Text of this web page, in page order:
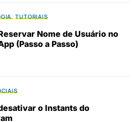
TUTORIAIS
Nome de Usuário no
(Passo a Passo)
o Instants do